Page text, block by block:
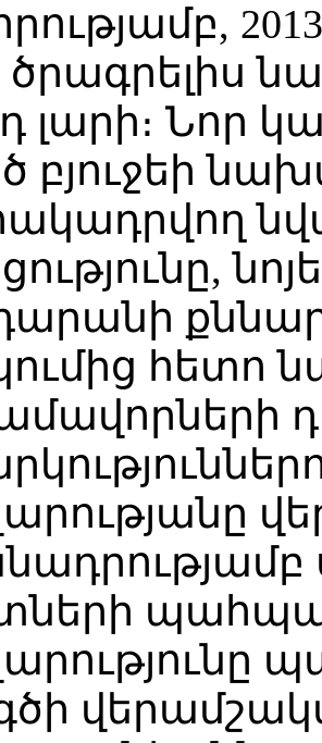
ծրագրելիս
լարի։ Նոր
բյուջեի
հետո